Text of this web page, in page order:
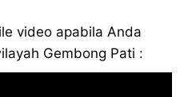
video apabila Anda
Gembong Pati :